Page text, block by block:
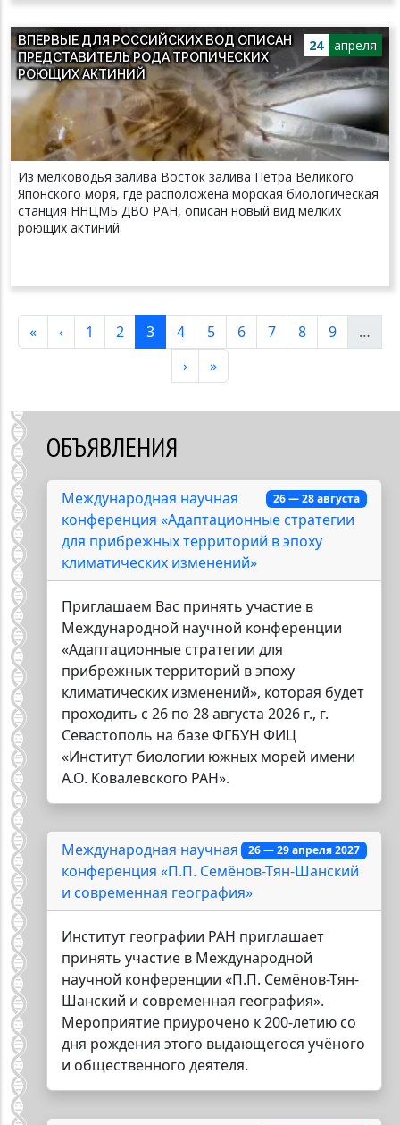
24 апреля
ВПЕРВЫЕ ДЛЯ РОССИЙСКИХ ВОД ОПИСАН
ПРЕДСТАВИТЕЛЬ РОДА ТРОПИЧЕСКИХ
РОЮЩИХ АКТИНИЙ
Из мелководья залива Восток залива Петра Великого
Японского моря, где расположена морская биологическая
станция ННЦМБ ДВО РАН, описан новый вид мелких
роющих актиний.
Нумерация страниц
Первая страница
« Предыдущая страница
‹ Страница
1 Страница
2 Текущая страница
3 Страница
4 Страница
5 Страница
6 Страница
7 Страница
8 Страница
9
…
Следующая страница
› Последняя страница
»
ОБЪЯВЛЕНИЯ
26 — 28 августа
Международная научная
конференция «Адаптационные стратегии
для прибрежных территорий в эпоху
климатических изменений»
Приглашаем Вас принять участие в
Международной научной конференции
«Адаптационные стратегии для
прибрежных территорий в эпоху
климатических изменений», которая будет
проходить с 26 по 28 августа 2026 г., г.
Севастополь на базе ФГБУН ФИЦ
«Институт биологии южных морей имени
А.О. Ковалевского РАН».
26 — 29 апреля 2027
Международная научная
конференция «П.П. Семёнов-Тян-Шанский
и современная география»
Институт географии РАН приглашает
принять участие в Международной
научной конференции «П.П. Семёнов-Тян-
Шанский и современная география».
Мероприятие приурочено к 200-летию со
дня рождения этого выдающегося учёного
и общественного деятеля.